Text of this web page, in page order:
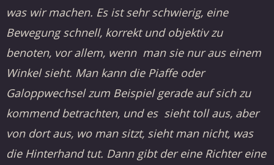
was wir machen. Es ist sehr schwierig, eine
Bewegung schnell, korrekt und objektiv zu
benoten, vor allem, wenn man sie nur aus einem
Winkel sieht. Man kann die Piaffe oder
Galoppwechsel zum Beispiel gerade auf sich zu
kommend betrachten, und es sieht toll aus, aber
von dort aus, wo man sitzt, sieht man nicht, was
die Hinterhand tut. Dann gibt der eine Richter eine